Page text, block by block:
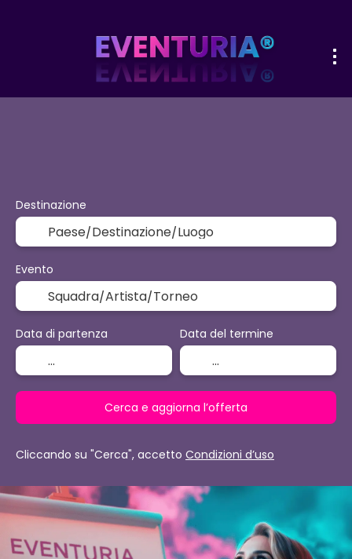
Destinazione
Evento
Data di partenza Data del termine
Cerca e aggiorna l’offerta
Cliccando su "Cerca", accetto Condizioni d’uso